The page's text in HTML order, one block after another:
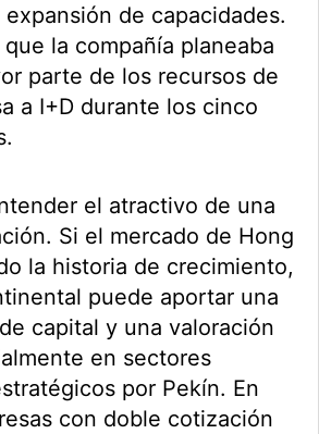
de capacidades.
la compañía planeaba
parte de los recursos de
a I+D durante los cinco
el atractivo de una
Si el mercado de Hong
la historia de crecimiento,
puede aportar una
capital y una valoración
en sectores
por Pekín. En
con doble cotización